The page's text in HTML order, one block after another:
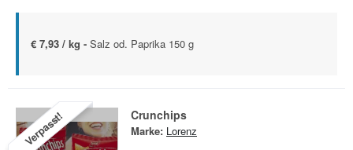
€ 7,93 / kg - Salz od. Paprika 150 g
Verpasst! Crunchips
Marke: Lorenz